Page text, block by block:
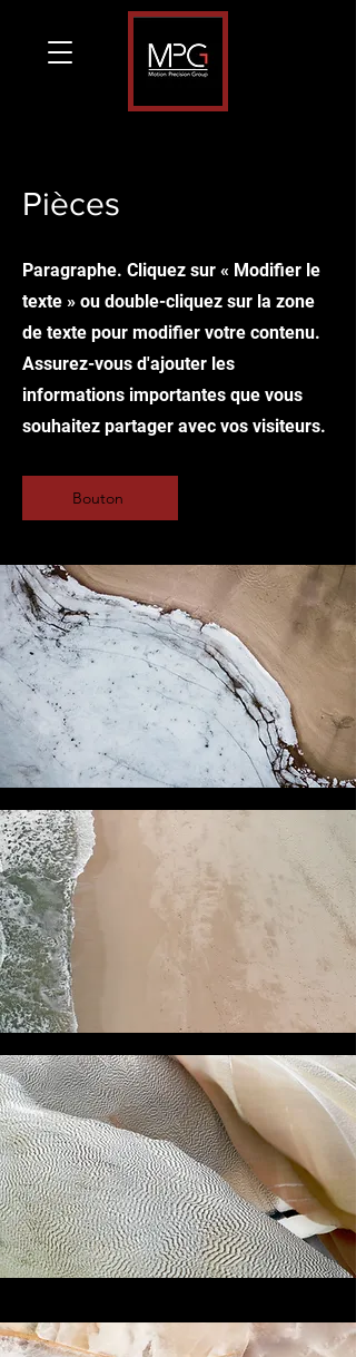
Pièces
Paragraphe. Cliquez sur « Modifier le
texte » ou double-cliquez sur la zone
de texte pour modifier votre contenu.
Assurez-vous d'ajouter les
informations importantes que vous
souhaitez partager avec vos visiteurs.
Bouton